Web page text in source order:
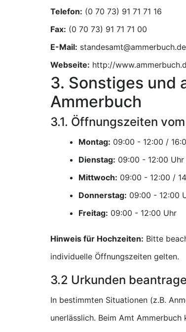
Telefon:
Fax:
E-Mail:
Webseite: http://
3. Sonstiges und
Ammerbuch
3.1. Öffnungszeiten
Montag:
Dienstag:
Uhr
Mittwoch:
Donnerstag:
Freitag:
Uhr
Hinweis für Hochzeiten: Bitte
individuelle Öffnungszeiten gelten.
3.2 Urkunden
In bestimmten Situationen (z.B.
unerlässlich. Beim Amt